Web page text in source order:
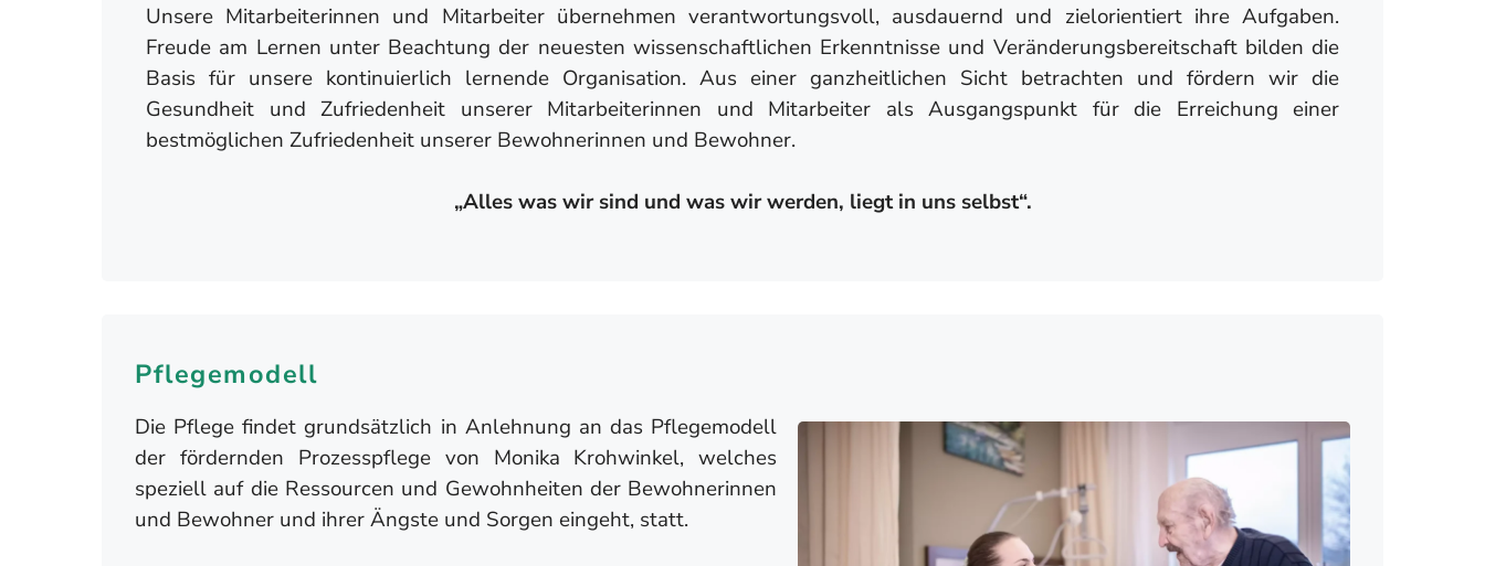
Unsere Mitarbeiterinnen und Mitarbeiter übernehmen verantwortungsvoll, ausdauernd und zielorientiert ihre Aufgaben.
Freude am Lernen unter Beachtung der neuesten wissenschaftlichen Erkenntnisse und Veränderungsbereitschaft bilden die
Basis für unsere kontinuierlich lernende Organisation. Aus einer ganzheitlichen Sicht betrachten und fördern wir die
Gesundheit und Zufriedenheit unserer Mitarbeiterinnen und Mitarbeiter als Ausgangspunkt für die Erreichung einer
bestmöglichen Zufriedenheit unserer Bewohnerinnen und Bewohner.
„Alles was wir sind und was wir werden, liegt in uns selbst“.
Pflegemodell
Die Pflege findet grundsätzlich in Anlehnung an das Pflegemodell
der fördernden Prozesspflege von Monika Krohwinkel, welches
speziell auf die Ressourcen und Gewohnheiten der Bewohnerinnen
und Bewohner und ihrer Ängste und Sorgen eingeht, statt.